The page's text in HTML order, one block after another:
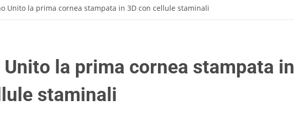
Unito la prima cornea stampata in 3D con cellule staminali
Unito la prima cornea stampata in
staminali